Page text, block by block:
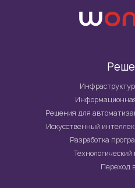
Решения для
Искусственный
Разработка
Переход